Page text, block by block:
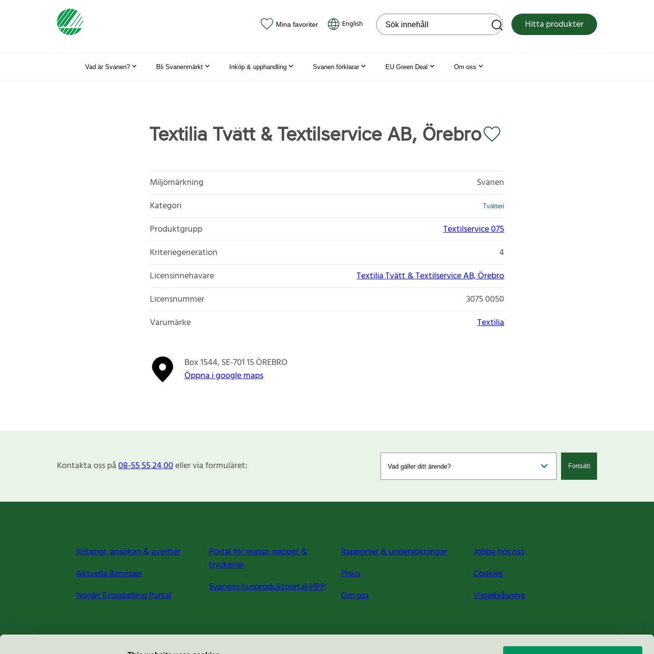
Mina favoriter English Sök på webbplatsen Hitta produkter
Vad är Svanen? Bli Svanenmärkt Inköp & upphandling Svanen förklarar EU Green Deal Om oss
Textilia Tvätt & Textilservice AB, Örebro
Miljömärkning
Svanen
Kategori
Tvätteri
Produktgrupp
Textilservice 075
Kriteriegeneration
4
Licensinnehavare
Textilia Tvätt & Textilservice AB, Örebro
Licensnummer
3075 0050
Varumärke
Textilia
Box 1544 SE-701 15ÖREBRO
Öppna i google maps
Kontakta oss på08-55 55 24 00eller via formuläret: Fortsätt
Kriterier, ansökan & avgifter
Aktuella Remisser
Nordic Ecolabelling Portal
Portal för massa, papper &
tryckerier
Svanens husproduktportal-HPP
Rapporter & undersökningar
Press
Om oss
Jobba hos oss
Cookies
Visselblåsning
Miljömärkning Sverige AB